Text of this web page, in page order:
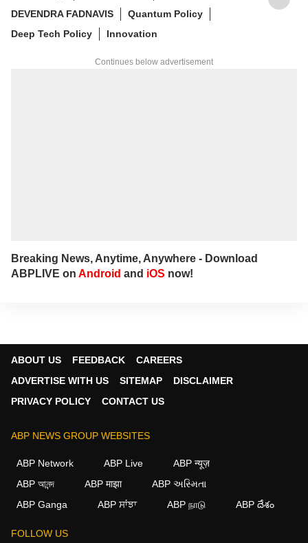
DEVENDRA FADNAVIS
Quantum Policy
Deep Tech Policy
Innovation
Continues below advertisement
Breaking News, Anytime, Anywhere - Download
ABPLIVE on Android and iOS now!
ABOUT US FEEDBACK
CAREERS
ADVERTISE WITH US
SITEMAP
DISCLAIMER
PRIVACY POLICY
CONTACT US
ABP NEWS GROUP WEBSITES
ABP Network ABP Live
ABP न्यूज़
ABP আনন্দ
ABP माझा
ABP અસ્મિતા
ABP Ganga
ABP ਸਾਂਝਾ ABP நாடு ABP దేశం
FOLLOW US
We use cookies to improve your experience, analyze
agree to our use of cookies.